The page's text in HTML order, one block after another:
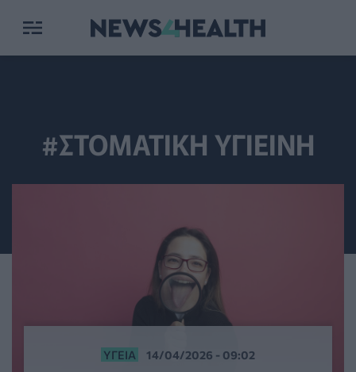
#ΣΤΟΜΑΤΙΚΗ ΥΓΙΕΙΝΗ
ΥΓΕΊΑ 14/04/2026 - 09:02